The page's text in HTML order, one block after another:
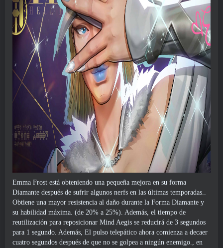
Emma Frost está obteniendo una pequeña mejora en su forma
Diamante después de sufrir algunos nerfs en las últimas temporadas..
Obtiene una mayor resistencia al daño durante la Forma Diamante y
su habilidad máxima. (de 20% a 25%). Además, el tiempo de
reutilización para reposicionar Mind Aegis se reducirá de 3 segundos
para 1 segundo. Además, El pulso telepático ahora comienza a decaer
cuatro segundos después de que no se golpea a ningún enemigo., en